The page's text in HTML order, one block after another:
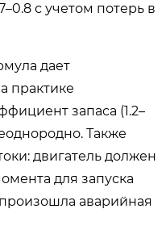
с учетом потерь в
дает
практике
запаса (1.2–
Также
двигатель должен
для запуска
аварийная